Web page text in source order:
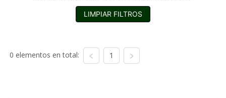
LIMPIAR FILTROS
0 elementos en total: 1